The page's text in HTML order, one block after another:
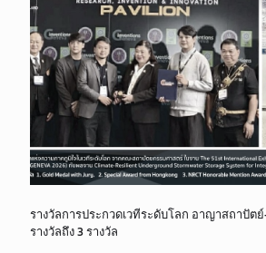
รางวัลการประกวดเวทีระดับโลก อาญาสถาปัต
รางวัลถึง 3 รางวัล